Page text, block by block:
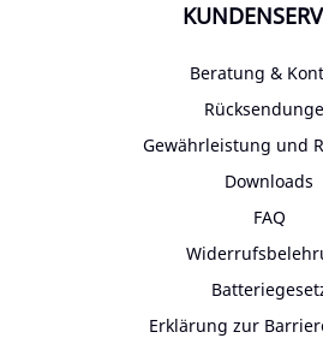
Beratung &
Gewährleistung und
Downloads
FAQ
Erklärung zur